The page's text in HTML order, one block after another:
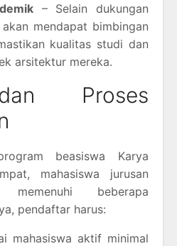
– Selain dukungan
mendapat bimbingan
kualitas studi dan
arsitektur mereka.
Proses
beasiswa Karya
mahasiswa jurusan
beberapa
pendaftar harus:
mahasiswa aktif minimal